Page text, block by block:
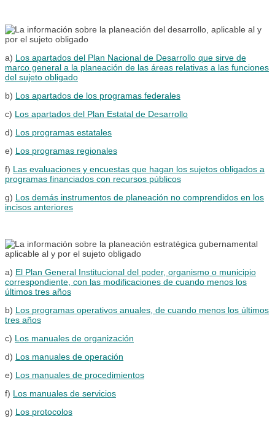
a) Los apartados del Plan Nacional de Desarrollo que sirve de
marco general a la planeación de las áreas relativas a las funciones
del sujeto obligado
b) Los apartados de los programas federales
c) Los apartados del Plan Estatal de Desarrollo
d) Los programas estatales
e) Los programas regionales
f) Las evaluaciones y encuestas que hagan los sujetos obligados a
programas financiados con recursos públicos
g) Los demás instrumentos de planeación no comprendidos en los
incisos anteriores
a) El Plan General Institucional del poder, organismo o municipio
correspondiente, con las modificaciones de cuando menos los
últimos tres años
b) Los programas operativos anuales, de cuando menos los últimos
tres años
c) Los manuales de organización
d) Los manuales de operación
e) Los manuales de procedimientos
f) Los manuales de servicios
g) Los protocolos